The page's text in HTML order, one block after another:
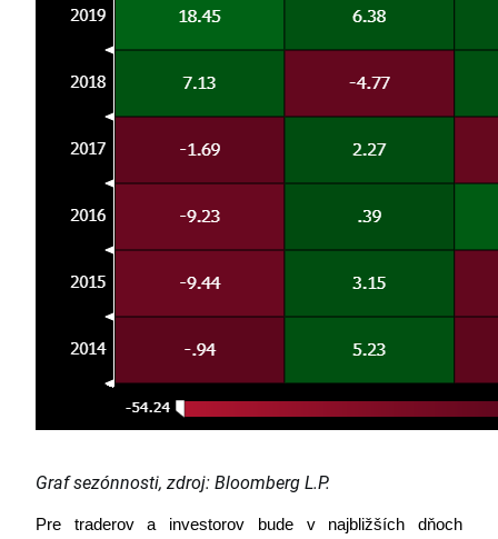
Graf sezónnosti, zdroj:Bloomberg L.P.
Pre traderov a investorov bude v najbližších dňoch